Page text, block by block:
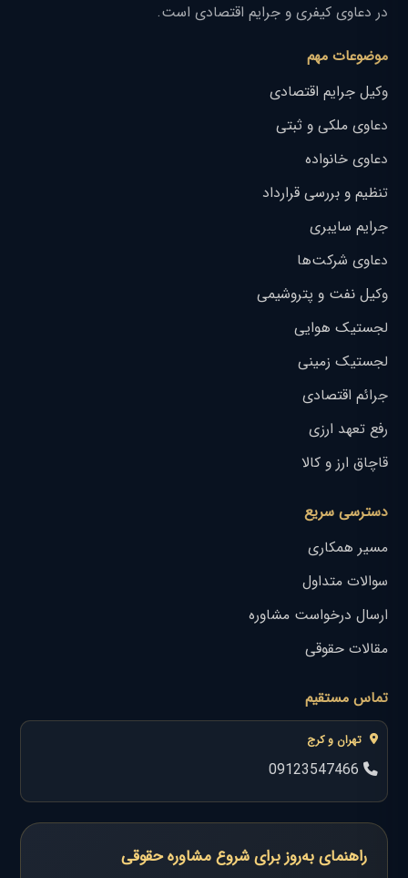
در دعاوی کیفری و جرایم اقتصادی است.
موضوعات مهم
وکیل جرایم اقتصادی
دعاوی ملکی و ثبتی
دعاوی خانواده
تنظیم و بررسی قرارداد
جرایم سایبری
دعاوی شرکت‌ها
وکیل نفت و پتروشیمی
لجستیک هوایی
لجستیک زمینی
جرائم اقتصادی
رفع تعهد ارزی
قاچاق ارز و کالا
دسترسی سریع
مسیر همکاری
سوالات متداول
ارسال درخواست مشاوره
مقالات حقوقی
تماس مستقیم
تهران و کرج
راهنمای به‌روز برای شروع مشاوره حقوقی